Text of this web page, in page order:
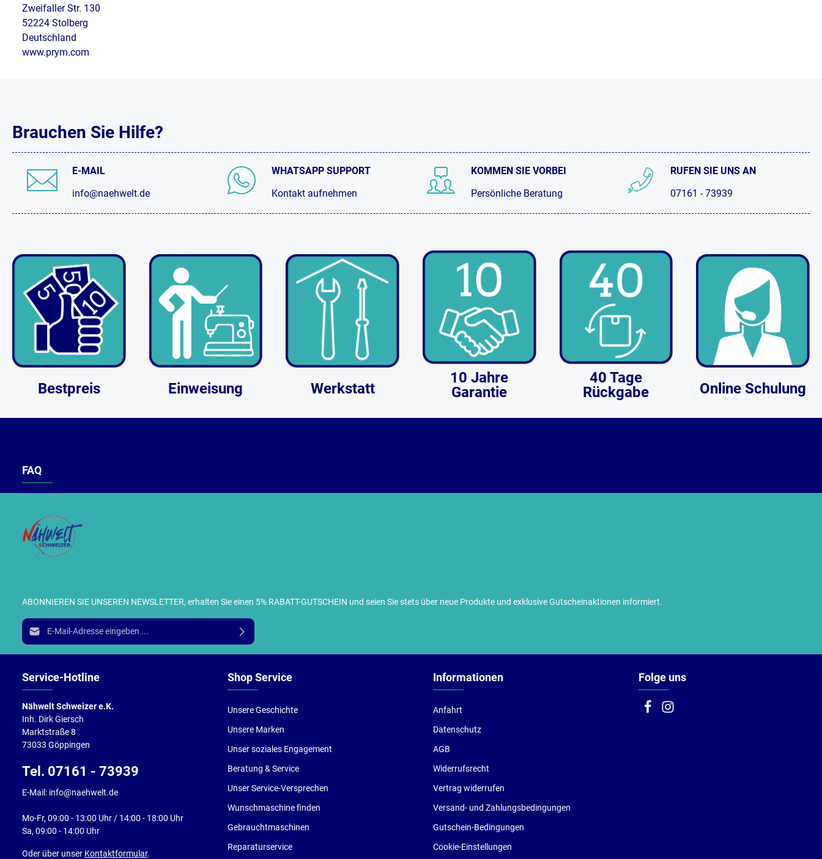
Zweifaller Str. 130
52224 Stolberg
Deutschland
www.prym.com
Brauchen Sie Hilfe?
E-MAIL
info@naehwelt.de
WHATSAPP SUPPORT
Kontakt aufnehmen
KOMMEN SIE VORBEI
Persönliche Beratung
RUFEN SIE UNS AN
07161 - 73939
Bestpreis Einweisung Werkstatt
10 Jahre
Garantie
40 Tage
Rückgabe
Online Schulung
ABONNIEREN SIE UNSEREN NEWSLETTER, erhalten Sie einen 5% RABATT-GUTSCHEIN und seien Sie stets über neue Produkte und exklusive Gutscheinaktionen informiert.
E-Mail-Adresse*
Folge uns
Service-Hotline
Nähwelt Schweizer e.K.
Inh. Dirk Giersch
Marktstraße 8
73033 Göppingen
Tel. 07161 - 73939
E-Mail: info@naehwelt.de
Mo-Fr, 09:00 - 13:00 Uhr / 14:00 - 18:00 Uhr
Sa, 09:00 - 14:00 Uhr
Oder über unser Kontaktformular.
Shop Service
Unsere Geschichte
Unsere Marken
Unser soziales Engagement
Beratung & Service
Unser Service-Versprechen
Wunschmaschine finden
Gebrauchtmaschinen
Reparaturservice
Informationen
Anfahrt
Datenschutz
AGB
Widerrufsrecht
Vertrag widerrufen
Versand- und Zahlungsbedingungen
Gutschein-Bedingungen
Cookie-Einstellungen
FAQ